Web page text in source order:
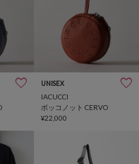
UNISEX
IACUCCI
ボッコノット CERVO
¥22,000